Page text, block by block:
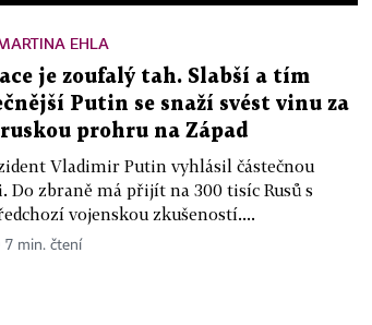
EHLA
je zoufalý tah. Slabší a tím
Putin se snaží svést vinu za
prohru na Západ
Vladimir Putin vyhlásil částečnou
Do zbraně má přijít na 300 tisíc Rusů s
vojenskou zkušeností....
7 min. čtení